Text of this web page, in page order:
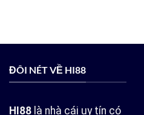
ĐÔI NÉT VỀ HI88
HI88 là nhà cái uy tín có